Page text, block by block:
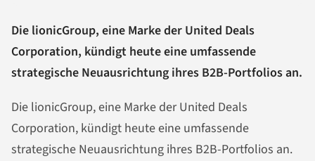
Die lionicGroup, eine Marke der United Deals
Corporation, kündigt heute eine umfassende
strategische Neuausrichtung ihres B2B-Portfolios an.
Die lionicGroup, eine Marke der United Deals
Corporation, kündigt heute eine umfassende
strategische Neuausrichtung ihres B2B-Portfolios an.